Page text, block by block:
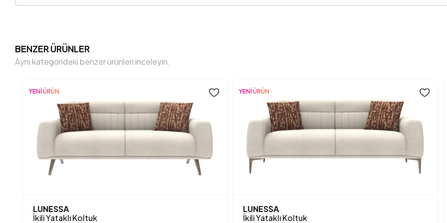
İskelet Yapısı
Kapasite
BENZER ÜRÜNLER
Aynı kategorideki benzer ürünleri inceleyin.
YENİ ÜRÜN
LUNESSA
İkili Yataklı Koltuk
YENİ ÜRÜN
LUNESSA
İkili Yataklı Koltuk